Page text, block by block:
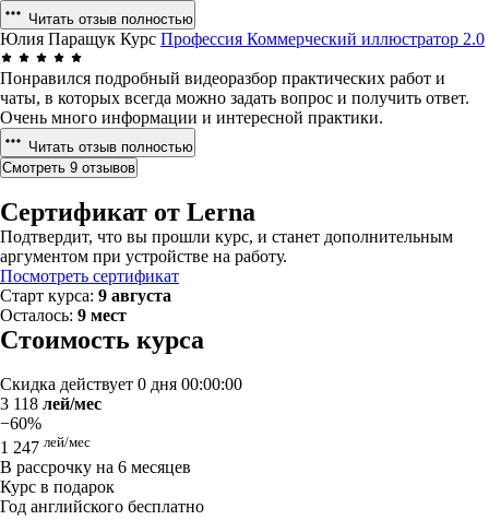
Читать отзыв полностью
Юлия Паращук Курс Профессия Коммерческий иллюстратор 2.0
Понравился подробный видеоразбор практических работ и
чаты, в которых всегда можно задать вопрос и получить ответ.
Очень много информации и интересной практики.
Читать отзыв полностью
Смотреть 9 отзывов
Сертификат от Lerna
Подтвердит, что вы прошли курс, и станет дополнительным
аргументом при устройстве на работу.
Посмотреть сертификат
Старт курса: 9 августа
Осталось: 9 мест
Стоимость курса
Скидка действует 0 дня 00:00:00
3 118 лей/мес
−60%
1 247 лей/мес
В рассрочку на 6 месяцев
Курс в подарок
Год английского бесплатно